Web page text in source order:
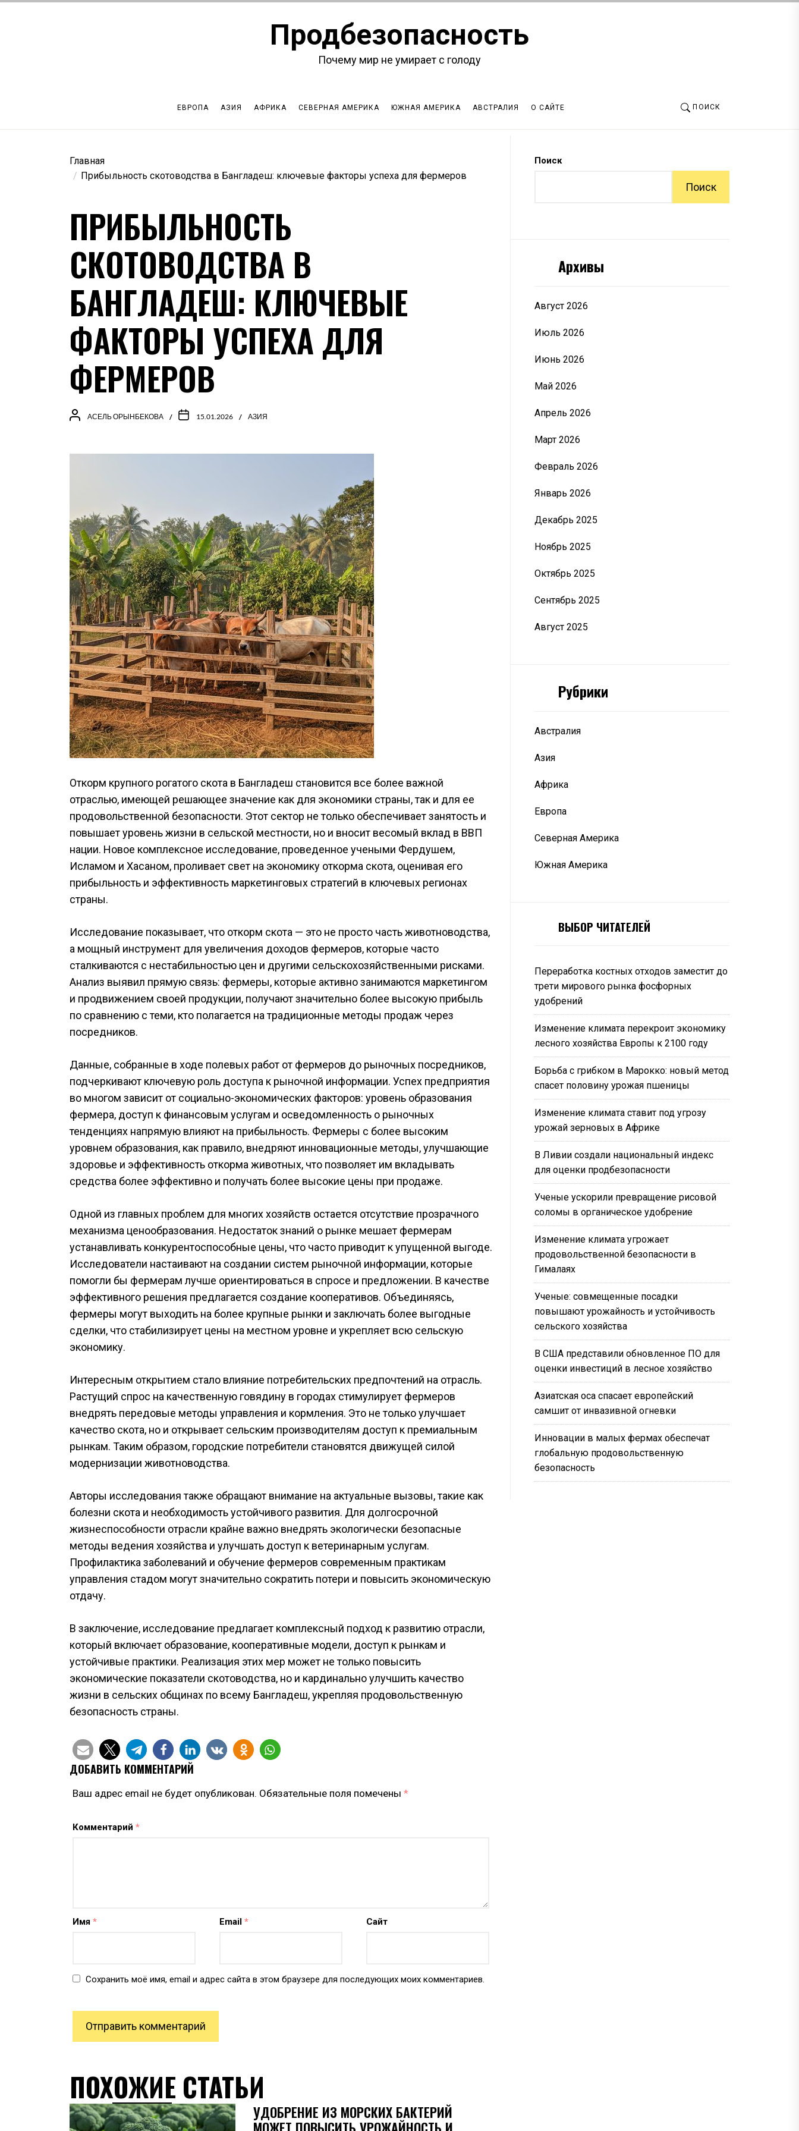
Продбезопасность
Почему мир не умирает с голоду
ЕВРОПА АЗИЯ АФРИКА СЕВЕРНАЯ АМЕРИКА ЮЖНАЯ АМЕРИКА АВСТРАЛИЯ О САЙТЕ ПОИСК
Главная
Прибыльность скотоводства в Бангладеш: ключевые факторы успеха для фермеров
ПРИБЫЛЬНОСТЬ
СКОТОВОДСТВА В
БАНГЛАДЕШ: КЛЮЧЕВЫЕ
ФАКТОРЫ УСПЕХА ДЛЯ
ФЕРМЕРОВ
АСЕЛЬ ОРЫНБЕКОВА 15.01.2026 АЗИЯ
Откорм крупного рогатого скота в Бангладеш становится все более важной
отраслью, имеющей решающее значение как для экономики страны, так и для ее
продовольственной безопасности. Этот сектор не только обеспечивает занятость и
повышает уровень жизни в сельской местности, но и вносит весомый вклад в ВВП
нации. Новое комплексное исследование, проведенное учеными Фердушем,
Исламом и Хасаном, проливает свет на экономику откорма скота, оценивая его
прибыльность и эффективность маркетинговых стратегий в ключевых регионах
страны.
Исследование показывает, что откорм скота — это не просто часть животноводства,
а мощный инструмент для увеличения доходов фермеров, которые часто
сталкиваются с нестабильностью цен и другими сельскохозяйственными рисками.
Анализ выявил прямую связь: фермеры, которые активно занимаются маркетингом
и продвижением своей продукции, получают значительно более высокую прибыль
по сравнению с теми, кто полагается на традиционные методы продаж через
посредников.
Данные, собранные в ходе полевых работ от фермеров до рыночных посредников,
подчеркивают ключевую роль доступа к рыночной информации. Успех предприятия
во многом зависит от социально-экономических факторов: уровень образования
фермера, доступ к финансовым услугам и осведомленность о рыночных
тенденциях напрямую влияют на прибыльность. Фермеры с более высоким
уровнем образования, как правило, внедряют инновационные методы, улучшающие
здоровье и эффективность откорма животных, что позволяет им вкладывать
средства более эффективно и получать более высокие цены при продаже.
Одной из главных проблем для многих хозяйств остается отсутствие прозрачного
механизма ценообразования. Недостаток знаний о рынке мешает фермерам
устанавливать конкурентоспособные цены, что часто приводит к упущенной выгоде.
Исследователи настаивают на создании систем рыночной информации, которые
помогли бы фермерам лучше ориентироваться в спросе и предложении. В качестве
эффективного решения предлагается создание кооперативов. Объединяясь,
фермеры могут выходить на более крупные рынки и заключать более выгодные
сделки, что стабилизирует цены на местном уровне и укрепляет всю сельскую
экономику.
Интересным открытием стало влияние потребительских предпочтений на отрасль.
Растущий спрос на качественную говядину в городах стимулирует фермеров
внедрять передовые методы управления и кормления. Это не только улучшает
качество скота, но и открывает сельским производителям доступ к премиальным
рынкам. Таким образом, городские потребители становятся движущей силой
модернизации животноводства.
Авторы исследования также обращают внимание на актуальные вызовы, такие как
болезни скота и необходимость устойчивого развития. Для долгосрочной
жизнеспособности отрасли крайне важно внедрять экологически безопасные
методы ведения хозяйства и улучшать доступ к ветеринарным услугам.
Профилактика заболеваний и обучение фермеров современным практикам
управления стадом могут значительно сократить потери и повысить экономическую
отдачу.
В заключение, исследование предлагает комплексный подход к развитию отрасли,
который включает образование, кооперативные модели, доступ к рынкам и
устойчивые практики. Реализация этих мер может не только повысить
экономические показатели скотоводства, но и кардинально улучшить качество
жизни в сельских общинах по всему Бангладеш, укрепляя продовольственную
безопасность страны.
ДОБАВИТЬ КОММЕНТАРИЙ
Ваш адрес email не будет опубликован. Обязательные поля помечены *
Комментарий *
Имя * Email * Сайт
Сохранить моё имя, email и адрес сайта в этом браузере для последующих моих комментариев.
ПОХОЖИЕ СТАТЬИ
УДОБРЕНИЕ ИЗ МОРСКИХ БАКТЕРИЙ
МОЖЕТ ПОВЫСИТЬ УРОЖАЙНОСТЬ И
Поиск
Поиск
Архивы
Август 2026
Июль 2026
Июнь 2026
Май 2026
Апрель 2026
Март 2026
Февраль 2026
Январь 2026
Декабрь 2025
Ноябрь 2025
Октябрь 2025
Сентябрь 2025
Август 2025
Рубрики
Австралия
Азия
Африка
Европа
Северная Америка
Южная Америка
ВЫБОР ЧИТАТЕЛЕЙ
Переработка костных отходов заместит до
трети мирового рынка фосфорных
удобрений
Изменение климата перекроит экономику
лесного хозяйства Европы к 2100 году
Борьба с грибком в Марокко: новый метод
спасет половину урожая пшеницы
Изменение климата ставит под угрозу
урожай зерновых в Африке
В Ливии создали национальный индекс
для оценки продбезопасности
Ученые ускорили превращение рисовой
соломы в органическое удобрение
Изменение климата угрожает
продовольственной безопасности в
Гималаях
Ученые: совмещенные посадки
повышают урожайность и устойчивость
сельского хозяйства
В США представили обновленное ПО для
оценки инвестиций в лесное хозяйство
Азиатская оса спасает европейский
самшит от инвазивной огневки
Инновации в малых фермах обеспечат
глобальную продовольственную
безопасность